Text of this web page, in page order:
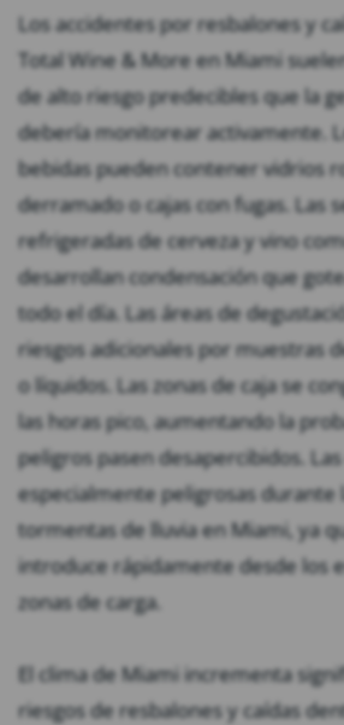
Los accidentes por resbalones y
Total Wine & More en Miami
de alto riesgo predecibles que la
debería monitorear activamente.
bebidas pueden contener vidrios
derramado o cajas con fugas. Las
refrigeradas de cerveza y vino
desarrollan condensación que
todo el día. Las áreas de
riesgos adicionales por muestras
o líquidos. Las zonas de caja se
las horas pico, aumentando la
peligros pasen desapercibidos.
especialmente peligrosas durante
tormentas de lluvia en Miami, ya
introduce rápidamente desde los
zonas de carga.
El clima de Miami incrementa
riesgos de resbalones y caídas